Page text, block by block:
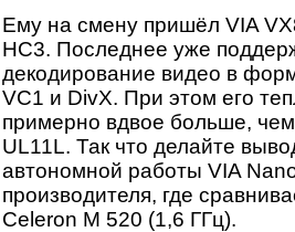
Ему на смену пришёл VIA
HC3. Последнее уже
декодирование видео в
VC1 и DivX. При этом его
примерно вдвое больше,
UL11L. Так что делайте
автономной работы VIA
производителя, где
Celeron M 520 (1,6 ГГц).